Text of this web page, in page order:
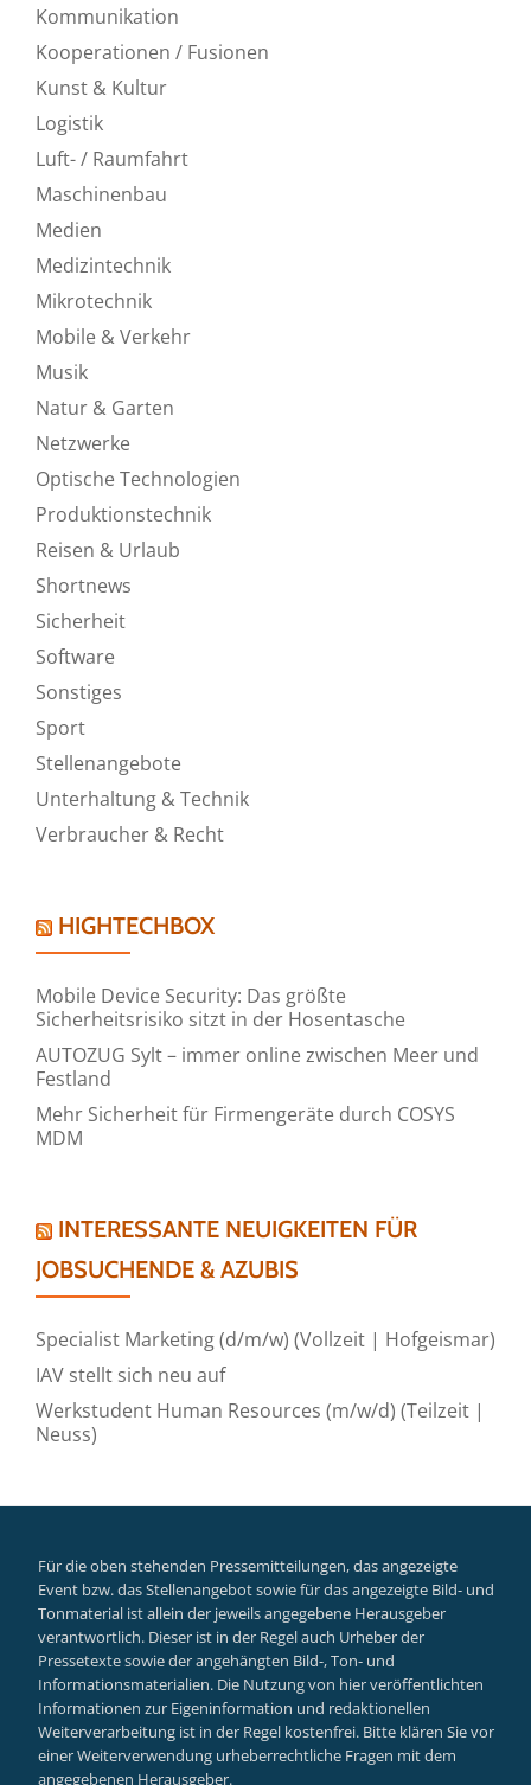
Kommunikation
Kooperationen / Fusionen
Kunst & Kultur
Logistik
Luft- / Raumfahrt
Maschinenbau
Medien
Medizintechnik
Mikrotechnik
Mobile & Verkehr
Musik
Natur & Garten
Netzwerke
Optische Technologien
Produktionstechnik
Reisen & Urlaub
Shortnews
Sicherheit
Software
Sonstiges
Sport
Stellenangebote
Unterhaltung & Technik
Verbraucher & Recht
HIGHTECHBOX
Mobile Device Security: Das größte
Sicherheitsrisiko sitzt in der Hosentasche
AUTOZUG Sylt – immer online zwischen Meer und
Festland
Mehr Sicherheit für Firmengeräte durch COSYS
MDM
INTERESSANTE NEUIGKEITEN FÜR
JOBSUCHENDE & AZUBIS
Specialist Marketing (d/m/w) (Vollzeit | Hofgeismar)
IAV stellt sich neu auf
Werkstudent Human Resources (m/w/d) (Teilzeit |
Neuss)
Für die oben stehenden Pressemitteilungen, das angezeigte
Event bzw. das Stellenangebot sowie für das angezeigte Bild- und
Tonmaterial ist allein der jeweils angegebene Herausgeber
verantwortlich. Dieser ist in der Regel auch Urheber der
Pressetexte sowie der angehängten Bild-, Ton- und
Informationsmaterialien. Die Nutzung von hier veröffentlichten
Informationen zur Eigeninformation und redaktionellen
Weiterverarbeitung ist in der Regel kostenfrei. Bitte klären Sie vor
einer Weiterverwendung urheberrechtliche Fragen mit dem
angegebenen Herausgeber.